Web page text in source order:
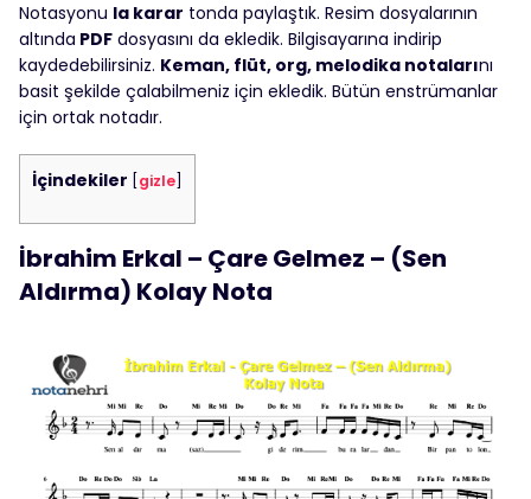
Notasyonu la karar tonda paylaştık. Resim dosyalarının
altında PDF dosyasını da ekledik. Bilgisayarına indirip
kaydedebilirsiniz. Keman, flüt, org, melodika notalarını
basit şekilde çalabilmeniz için ekledik. Bütün enstrümanlar
için ortak notadır.
İçindekiler gizle
İbrahim Erkal – Çare Gelmez – (Sen
Aldırma) Kolay Nota